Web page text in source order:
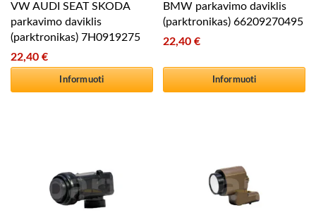
VW AUDI SEAT SKODA
parkavimo daviklis
(parktronikas) 7H0919275
22,40 €
Informuoti
BMW parkavimo daviklis
(parktronikas) 66209270495
22,40€
Informuoti